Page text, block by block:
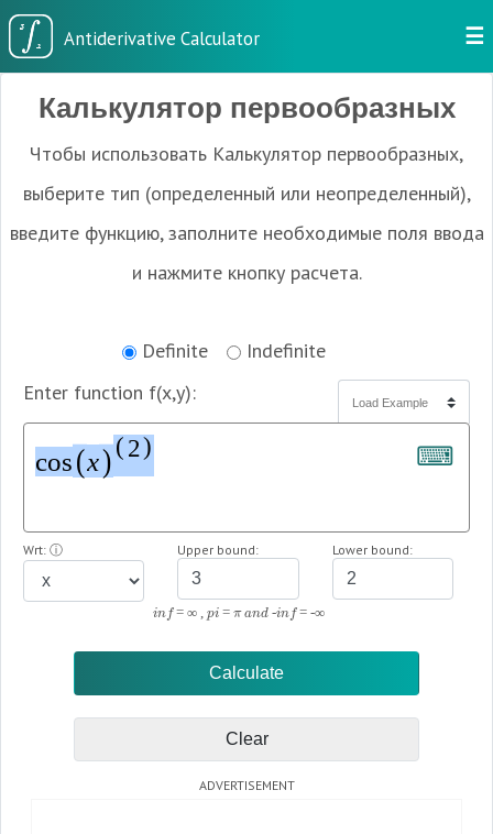
☰
Калькулятор первообразных
Чтобы использовать Калькулятор первообразных,
выберите тип (определенный или неопределенный),
введите функцию, заполните необходимые поля ввода
и нажмите кнопку расчета.
Definite
Indefinite
Enter function f(x,y):
cos(x) ( 2) ⌨
Wrt: ⓘ Upper bound: Lower bound:
inf = ∞ , pi = π and -inf = -∞
Clear
ADVERTISEMENT